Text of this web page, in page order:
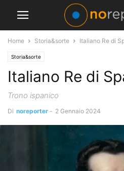
Home Storia&sorte Italiano Re di
Storia&sorte
Italiano Re di
Trono ispanico
Di noreporter - 2 Gennaio 2024